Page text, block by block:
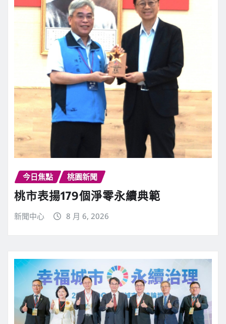
今日焦點 桃園新聞
桃市表揚179個淨零永續典範
新聞中心 8 月 6, 2026